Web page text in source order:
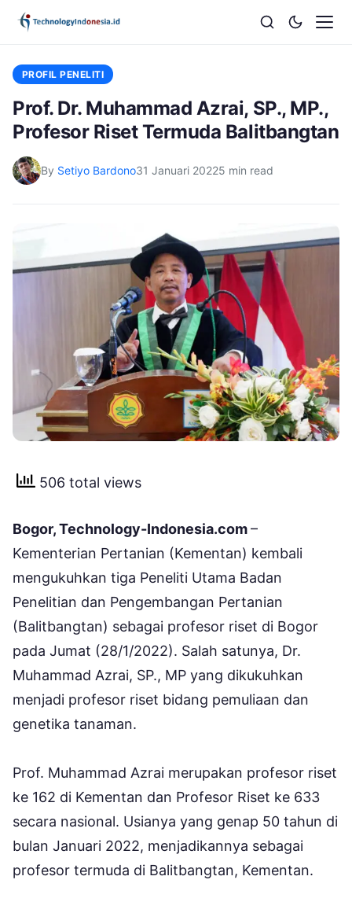
PROFIL PENELITI
Prof. Dr. Muhammad Azrai, SP., MP.,
Profesor Riset Termuda Balitbangtan
By Setiyo Bardono31 Januari 20225 min read
506 total views
Bogor, Technology-Indonesia.com–
Kementerian Pertanian (Kementan) kembali
mengukuhkan tiga Peneliti Utama Badan
Penelitian dan Pengembangan Pertanian
(Balitbangtan) sebagai profesor riset di Bogor
pada Jumat (28/1/2022). Salah satunya, Dr.
Muhammad Azrai, SP., MP yang dikukuhkan
menjadi profesor riset bidang pemuliaan dan
genetika tanaman.
Prof. Muhammad Azrai merupakan profesor riset
ke 162 di Kementan dan Profesor Riset ke 633
secara nasional. Usianya yang genap 50 tahun di
bulan Januari 2022, menjadikannya sebagai
profesor termuda di Balitbangtan, Kementan.